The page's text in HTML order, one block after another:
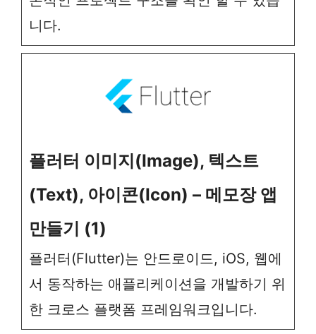
니다.
플러터 이미지(Image), 텍스트
(Text), 아이콘(Icon) – 메모장 앱
만들기 (1)
플러터(Flutter)는 안드로이드, iOS, 웹에
서 동작하는 애플리케이션을 개발하기 위
한 크로스 플랫폼 프레임워크입니다.